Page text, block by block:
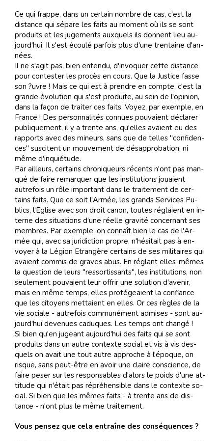
Ce qui frappe, dans un cer­tain nom­bre de cas, c'est la
dis­tance qui sé­pare les faits au mo­ment où ils se sont
pro­duits et les ju­ge­ments aux­quels ils don­nent lieu au­
jourd'hui. Il s'est écou­lé par­fois plus d'une tren­taine d'an­
nées.
Il ne s'agit pas, bien en­ten­du, d'in­vo­quer cette dis­tance
pour con­tes­ter les pro­cès en cours. Que la Jus­tice fasse
son ?u­vre ! Mais ce qui est à pren­dre en comp­te, c'est la
grande évo­lu­tion qui s'est produite, au sein de l'opinion,
dans la fa­çon de trai­ter ces faits. Voyez, par exem­ple, en
France ! Des per­son­na­li­tés con­nues pou­vaient dé­cla­rer
pu­bli­que­ment, il y a trente ans, qu'el­les avaient eu des
rap­ports avec des mi­neurs, sans que de tel­les "con­fi­den­
ces" sus­ci­tent un mou­ve­ment de dés­ap­pro­ba­tion, ni
même d'in­quié­tude.
Par ailleurs, cer­tains chro­ni­queurs ré­cents n'ont pas man­
qué de faire re­mar­quer que les institutions jouaient
autrefois un rôle im­por­tant dans le trai­te­ment de cer­
tains faits. Que ce soit l'Ar­mée, les grands Ser­vi­ces Pu­
blics, l'Eglise avec son droit ca­non, tou­tes ré­glaient en in­
terne des si­tua­tions d'une réelle gra­vi­té con­cer­nant ses
mem­bres. Par exem­ple, on con­naît bien le cas de l'Ar­
mée qui, avec sa ju­ri­dic­tion pro­pre, n'hé­si­tait pas à en­
voyer à la Lé­gion Etran­gère cer­tains de ses mi­li­tai­res qui
avaient com­mis de gra­ves abus. En ré­glant el­les-mê­mes
la ques­tion de leurs "res­sor­tis­sants", les ins­ti­tu­tions, non
seu­le­ment pou­vaient leur of­frir une so­lu­tion d'ave­nir,
mais en même temps, el­les pro­té­geaient la con­fiance
que les ci­toyens met­taient en el­les. Or ces rè­gles de la
vie so­ciale - au­tre­fois com­mu­né­ment ad­mi­ses - sont au­
jourd'hui de­ve­nues ca­du­ques. Les temps ont chan­gé !
Si bien qu'en ju­geant au­jourd'hui des faits qui se sont
pro­duits dans un au­tre con­texte so­cial et vis à vis des­
quels on avait une tout au­tre ap­pro­che à l'épo­que, on
ris­que, sans peut-être en avoir une claire con­science, de
faire pe­ser sur les res­pon­sa­bles d'alors le poids d'une at­
ti­tude qui n'était pas ré­pré­hen­si­ble dans le con­texte so­
cial. Si bien que les mê­mes faits - à trente ans de dis­
tance - n'ont plus le même trai­te­ment.
Vous pensez que cela entraîne des conséquences ?